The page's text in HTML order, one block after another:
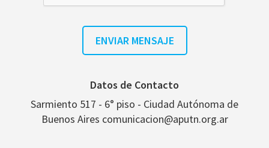
Datos de Contacto
Sarmiento 517 - 6° piso - Ciudad Autónoma de
Buenos Aires comunicacion@aputn.org.ar